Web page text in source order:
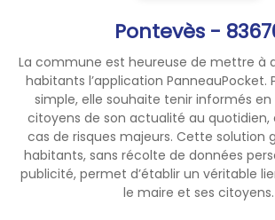
Pontevès -
La commune est heureuse de mettre à
habitants l’application PanneauPocket.
simple, elle souhaite tenir informés
citoyens de son actualité au quotidien,
cas de risques majeurs. Cette solution
habitants, sans récolte de données
publicité, permet d’établir un véritable
le maire et ses citoyens.